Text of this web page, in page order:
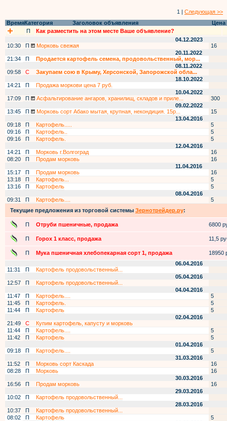
1 | Следующая >>
ВремяКатегория Заголовок объявления
Цена
П
Как разместить на этом месте Ваше объявление?
04.12.2023
10:30
П Морковь свежая
16
20.11.2022
21:34
П
Продается картофель семена, продовольственный, мор...
08.11.2022
09:58
С
Закупаем сою в Крыму, Херсонской, Запорожской обла...
18.10.2022
14:21
П
Продажа моркови цена 7 руб.
10.04.2022
17:09
П Асфальтирование ангаров, хранилищ, складов и приле...
300
09.02.2022
13:45
П Морковь сорт Абако мытая, крупная, некондиция. 15р...
15
13.04.2016
09:18
П Картофель.....
5
09:16
П Картофель..
5
09:16
П Картофель.
5
12.04.2016
14:21
П Морковь г.Волгоград
16
08:20
П Продам морковь
16
11.04.2016
15:17
П Продам морковь
16
13:18
П Картофель...
5
13:16
П Картофель
5
08.04.2016
09:31
П Картофель....
5
Текущие предложения из торговой системы Зернотрейдер.ру:
П Отруби пшеничные, продажа 6800
П Горох 1 класс, продажа 11,5
П Мука пшеничная хлебопекарная сорт 1, продажа
18950
06.04.2016
11:31
П
Картофель продовольственный...
05.04.2016
12:57
П
Картофель продовольственный...
04.04.2016
11:47
П Картофель....
5
11:45
П Картофель.
5
11:44
П Картофель
5
02.04.2016
21:49
С
Купим картофель, капусту и морковь
11:44
П Картофель....
5
11:42
П Картофель
5
01.04.2016
09:18
П Картофель....
5
31.03.2016
11:52
П Морковь сорт Каскада
16
08:28
П Морковь
16
30.03.2016
16:56
П Продам морковь
16
29.03.2016
10:02
П
Картофель продовольственный...
28.03.2016
10:37
П
Картофель продовольственный...
08:02
П Картофель
5